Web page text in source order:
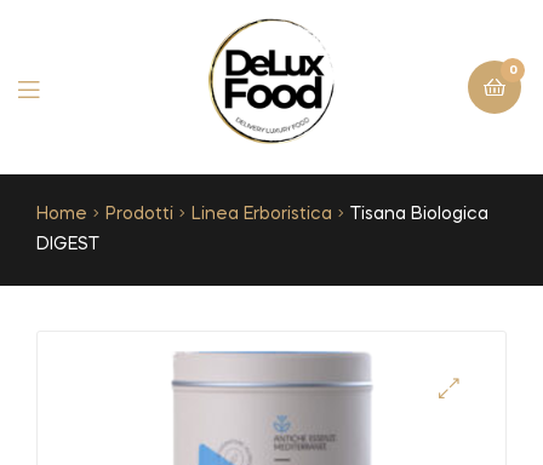
0
Home Prodotti Linea Erboristica
Tisana Biologica
DIGEST